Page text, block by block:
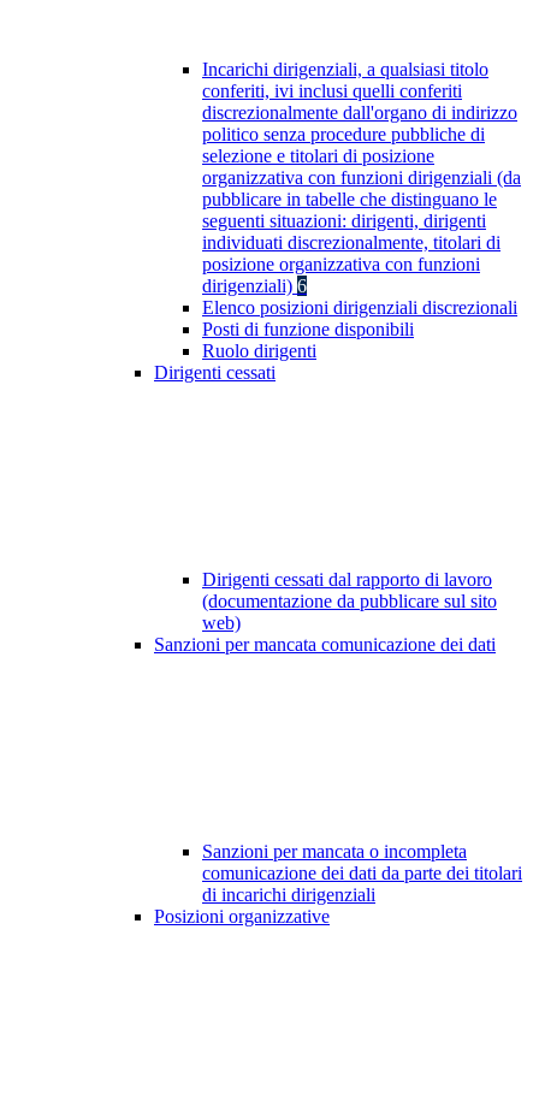
Incarichi dirigenziali, a qualsiasi titolo
conferiti, ivi inclusi quelli conferiti
discrezionalmente dall'organo di indirizzo
politico senza procedure pubbliche di
selezione e titolari di posizione
organizzativa con funzioni dirigenziali (da
pubblicare in tabelle che distinguano le
seguenti situazioni: dirigenti, dirigenti
individuati discrezionalmente, titolari di
posizione organizzativa con funzioni
dirigenziali) 6
Elenco posizioni dirigenziali discrezionali
Posti di funzione disponibili
Ruolo dirigenti
Dirigenti cessati
Dirigenti cessati dal rapporto di lavoro
(documentazione da pubblicare sul sito
web)
Sanzioni per mancata comunicazione dei dati
Sanzioni per mancata o incompleta
comunicazione dei dati da parte dei titolari
di incarichi dirigenziali
Posizioni organizzative